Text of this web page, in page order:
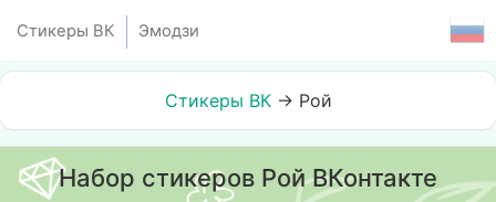
Стикеры ВК Эмодзи
Стикеры ВК→ Рой
Набор стикеров Рой ВКонтакте